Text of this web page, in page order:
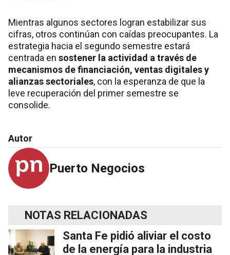
Mientras algunos sectores logran estabilizar sus
cifras, otros continúan con caídas preocupantes. La
estrategia hacia el segundo semestre estará
centrada en sostener la actividad a través de
mecanismos de financiación, ventas digitales y
alianzas sectoriales, con la esperanza de que la
leve recuperación del primer semestre se
consolide.
Autor
Puerto Negocios
NOTAS RELACIONADAS
Santa Fe pidió aliviar el costo
de la energía para la industria